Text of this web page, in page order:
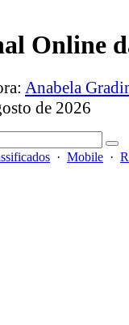
Online
Anabela
de 2026
· Mobile ·